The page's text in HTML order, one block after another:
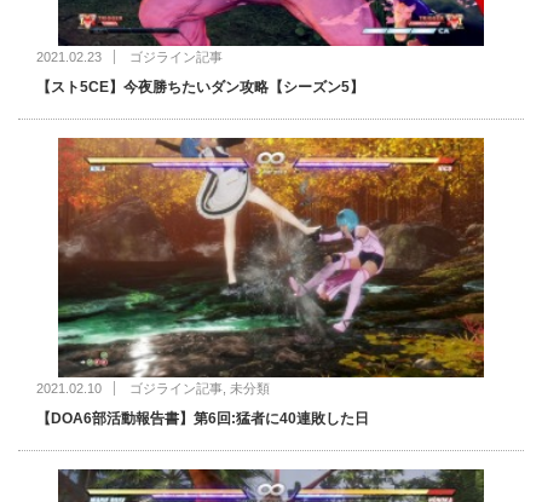
2021.02.23 ゴジライン記事
【スト5CE】今夜勝ちたいダン攻略【シーズン5】
2021.02.10 ゴジライン記事 未分類
【DOA6部活動報告書】第6回:猛者に40連敗した日